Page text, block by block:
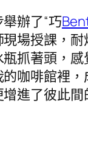
辦了“巧
場授課，
抓著頭，
咖啡館裡
進了彼此